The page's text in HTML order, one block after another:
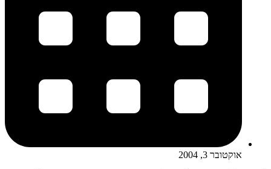
אוקטובר 3, 2004